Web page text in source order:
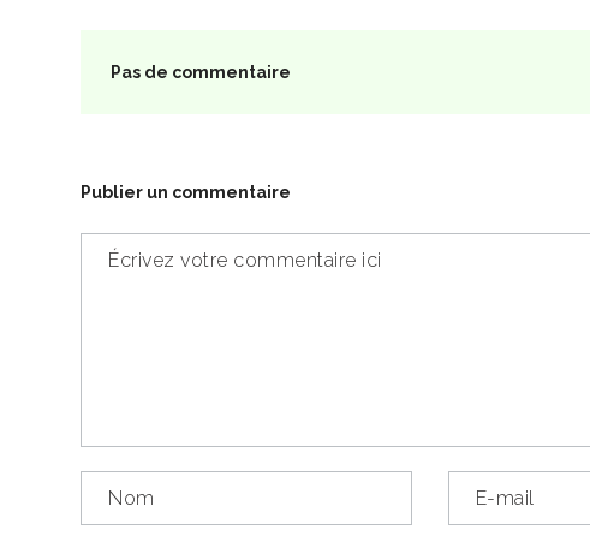
Pas de commentaire
Publier un commentaire